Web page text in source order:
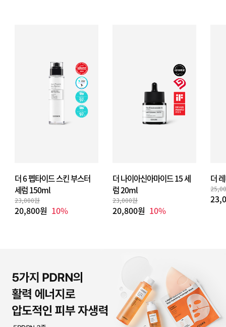
더 6 펩타이드 스킨 부스터
세럼 150ml
23,000원
20,800원 10%
더 나이아신아마이드 15 세
럼 20ml
23,000원
20,800원 10%
더